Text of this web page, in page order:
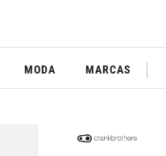
MODA MARCAS